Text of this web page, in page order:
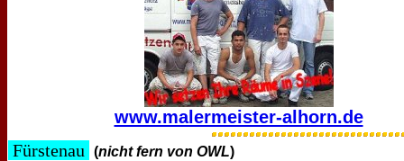
www.malermeister-alhorn.de
Fürstenau
(nicht fern von OWL)